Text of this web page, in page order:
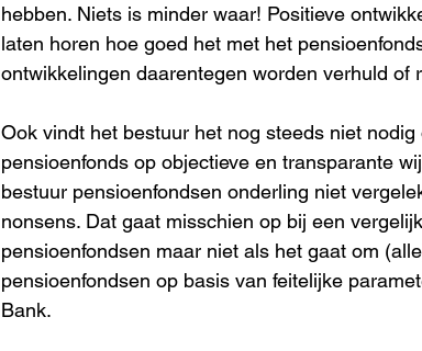
hebben. Niets is minder waar! Positieve
laten horen hoe goed het met het
ontwikkelingen daarentegen worden verhuld of
Ook vindt het bestuur het nog steeds niet
pensioenfonds op objectieve en transparante
bestuur pensioenfondsen onderling niet
nonsens. Dat gaat misschien op bij een
pensioenfondsen maar niet als het gaat om
pensioenfondsen op basis van feitelijke
Bank.